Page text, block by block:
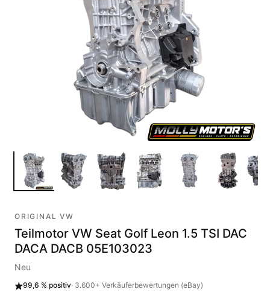
ORIGINAL VW
Teilmotor VW Seat Golf Leon 1.5 TSI DAC
DACA DACB 05E103023
Neu
99,6 % positiv· 3.600+ Verkäuferbewertungen (eBay)